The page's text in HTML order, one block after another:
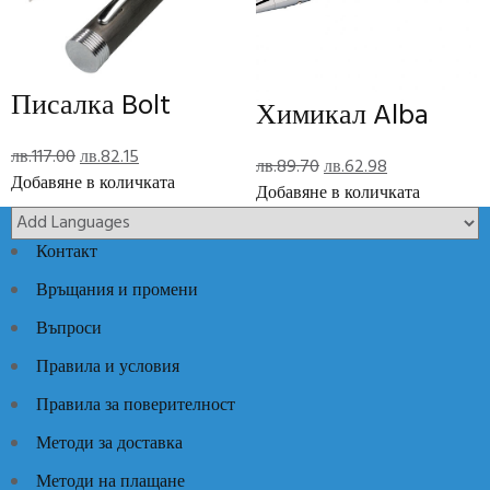
Reviews
There are no reviews yet.
Код:NLO816 Категории: Луксозни идеи,Луксозни кожени
изделия
Писалка Bolt
лв.117.00Original
price
was:
лв.117.00.
лв.82.15Текущата
цена
е:
лв.82.15.
Добавяне в количката
Химикал Alba
лв.89.70Original
price
лв.89.70.
лв.62.98Текущата
цена
лв.62.98.
Добавяне в количката
Контакт
Връщания и промени
Въпроси
Правила и условия
Правила за поверителност
Методи за доставка
Методи на плащане